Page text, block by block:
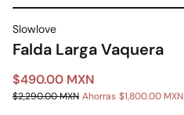
Slowlove
Falda Larga Vaquera
$490.00 MXN
$2,290.00 MXN Ahorras $1,800.00 MXN